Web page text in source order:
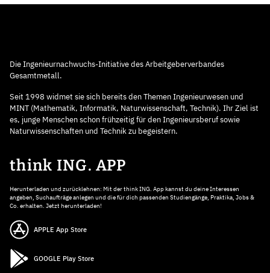
Die Ingenieurnachwuchs-Initiative des Arbeitgeberverbandes
Gesamtmetall.
Seit 1998 widmet sie sich bereits den Themen Ingenieurwesen und
MINT (Mathematik, Informatik, Naturwissenschaft, Technik). Ihr Ziel ist
es, junge Menschen schon frühzeitig für den Ingenieursberuf sowie
Naturwissenschaften und Technik zu begeistern.
think ING. APP
Herunterladen und zurücklehnen: Mit der think ING. App kannst du deine Interessen
angeben, Suchaufträge anlegen und die für dich passenden Studiengänge, Praktika, Jobs &
Co. erhalten. Jetzt herunterladen!
APPLE App Store
GOOGLE Play Store